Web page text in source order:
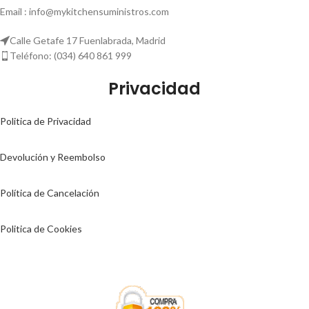
Email : info@mykitchensuministros.com
Calle Getafe 17 Fuenlabrada, Madrid
Teléfono: (034) 640 861 999
Privacidad
Politica de Privacidad
Devolución y Reembolso
Política de Cancelación
Politica de Cookies